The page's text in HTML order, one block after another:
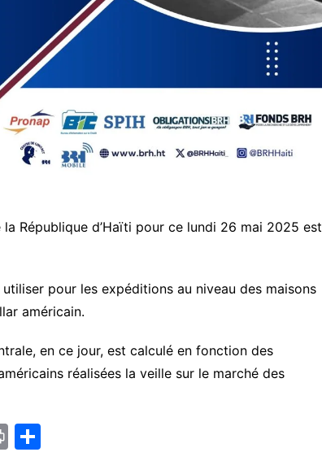
République d’Haïti pour ce lundi 26 mai 2025 est
pour les expéditions au niveau des maisons
américain.
en ce jour, est calculé en fonction des
réalisées la veille sur le marché des
Pr